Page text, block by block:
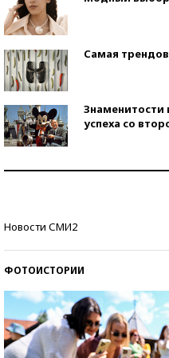
Самая
Знаменитости
успеха со
Новости СМИ2
ФОТОИСТОРИИ